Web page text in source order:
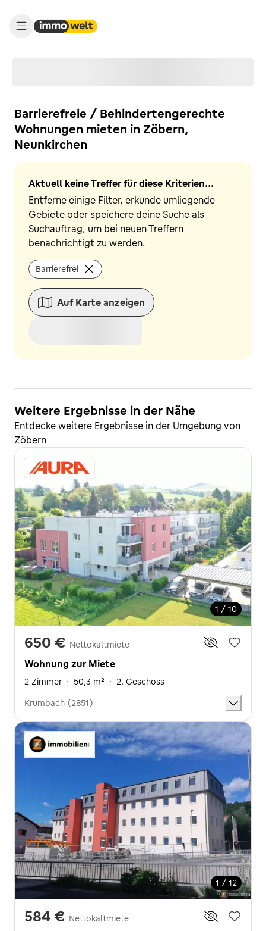
Barrierefreie / Behindertengerechte
Wohnungen mieten in Zöbern,
Neunkirchen
Aktuell keine Treffer für diese Kriterien...
Entferne einige Filter, erkunde umliegende
Gebiete oder speichere deine Suche als
Suchauftrag, um bei neuen Treffern
benachrichtigt zu werden.
Barrierefrei
Auf Karte anzeigen
Weitere Ergebnisse in der Nähe
Entdecke weitere Ergebnisse in der Umgebung von
Zöbern
1 / 10
650 € Nettokaltmiete
Wohnung zur Miete
2 Zimmer · 50,3 m² · 2. Geschoss
Krumbach (2851)
1 / 12
584 € Nettokaltmiete